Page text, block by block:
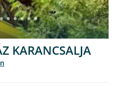
KARANCSALJA